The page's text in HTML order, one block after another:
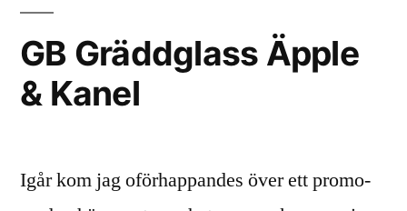
GB Gräddglass Äpple
& Kanel
Igår kom jag oförhappandes över ett promo-